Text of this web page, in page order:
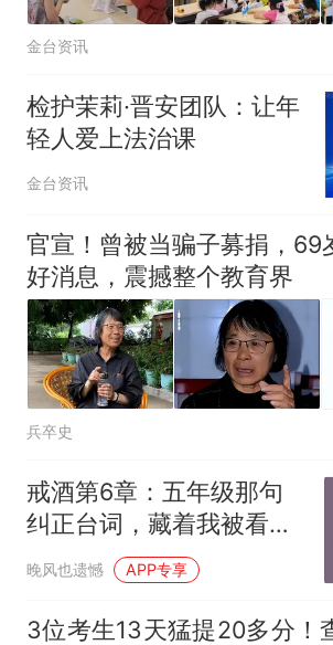
金台资讯
检护茉莉·晋安团队：让年
轻人爱上法治课
金台资讯
官宣！曾被当骗子募捐，69
好消息，震撼整个教育界
兵卒史
戒酒第6章：五年级那句
纠正台词，藏着我被看见
的恐惧
晚风也遗憾 APP专享
3位考生13天猛提20多分！